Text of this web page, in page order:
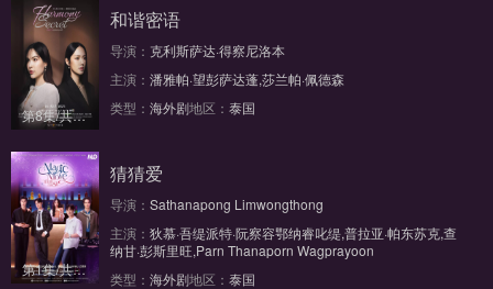
第8集/共8集
和谐密语
导演： 克利斯萨达·得察尼洛本
主演： 潘雅帕·望彭萨达蓬,莎兰帕·佩德森
类型： 海外剧地区： 泰国
第1集/共10集
猜猜爱
导演： Sathanapong Limwongthong
主演： 狄慕·吾缇派特·阮察容鄂纳睿叱缇,普拉亚·帕东苏克,查
纳甘·彭斯里旺,Parn Thanaporn Wagprayoon
类型： 海外剧地区： 泰国